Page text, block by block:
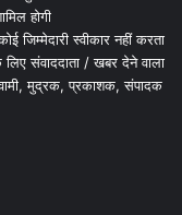
होगी
स्वीकार नहीं करता
संवाददाता / खबर देने वाला
मुद्रक, प्रकाशक, संपादक